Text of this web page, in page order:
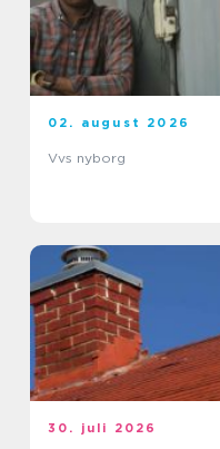
02. august 2026
Vvs nyborg
30. juli 2026